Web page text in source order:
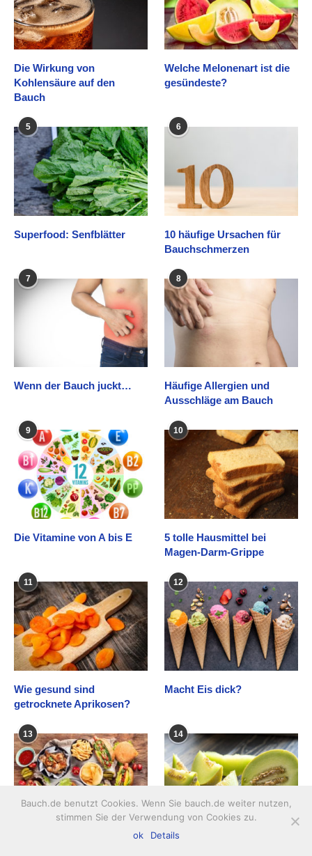
Die Wirkung von
Kohlensäure auf den
Bauch
Welche Melonenart ist die
gesündeste?
5
Superfood: Senfblätter
6
10 häufige Ursachen für
Bauchschmerzen
7
Wenn der Bauch juckt…
8
Häufige Allergien und
Ausschläge am Bauch
9
Die Vitamine von A bis E
10
5 tolle Hausmittel bei
Magen-Darm-Grippe
11
Wie gesund sind
getrocknete Aprikosen?
12
Macht Eis dick?
13 14
Machen Honigmelonen
Bauch.de benutzt Cookies. Wenn Sie bauch.de weiter nutzen,
stimmen Sie der Verwendung von Cookies zu.
ok
Details